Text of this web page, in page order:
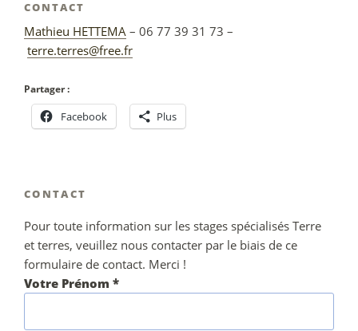
CONTACT
Mathieu HETTEMA – 06 77 39 31 73 –
terre.terres@free.fr
Partager :
Facebook Plus
CONTACT
Pour toute information sur les stages spécialisés Terre
et terres, veuillez nous contacter par le biais de ce
formulaire de contact. Merci !
Votre Prénom *